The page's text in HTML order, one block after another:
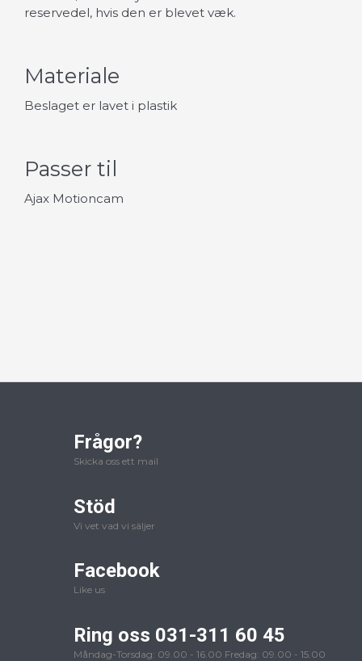
reservedel, hvis den er blevet væk.
Materiale
Beslaget er lavet i plastik
Passer til
Ajax Motioncam
Frågor?
Skicka oss ett mail
Stöd
Vi vet vad vi säljer
Facebook
Like us
Ring oss 031-311 60 45
Måndag-Torsdag: 09.00 - 16.00 Fredag: 09.00 - 15.00